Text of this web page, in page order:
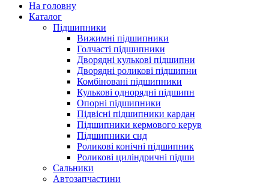
На головну
Каталог
Підшипники
Вижимні підшипники
Голчасті підшипники
Дворядні кулькові підшипни
Дворядні роликові підшипни
Комбіновані підшипники
Кулькові однорядні підшипн
Опорні підшипники
Підвісні підшипники кардан
Підшипники кермового керув
Підшипники снд
Роликові конічні підшипник
Роликові циліндричні підши
Сальники
Автозапчастини